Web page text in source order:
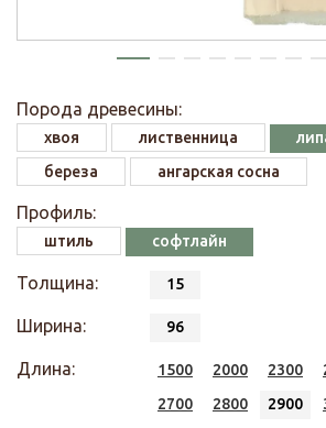
Порода древесины:
хвоя лиственница
береза
ангарская сосна
Профиль:
штиль софтлайн
Толщина: 15
Ширина: 96
Длина: 1500 2000 2300
2700
2800 2900